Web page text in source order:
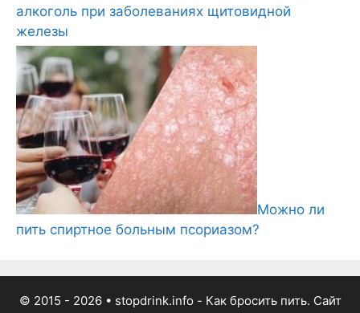
алкоголь при заболеваниях щитовидной
железы
Можно ли
пить спиртное больным псориазом?
© 2015 - 2026• stopdrink.info - Как бросить пить. Сайт